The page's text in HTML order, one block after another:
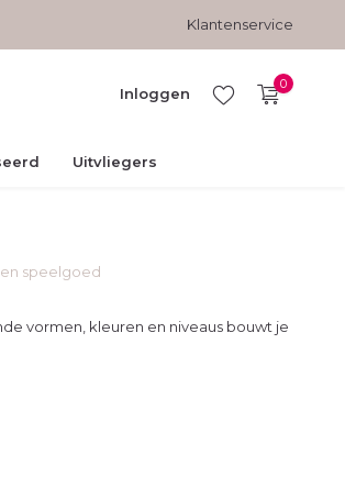
Veilig betalen met
Klantenservice
Inloggen
0
Uitvliegers
speelgoed
vormen, kleuren en niveaus bouwt je